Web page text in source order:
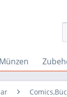
Münzen